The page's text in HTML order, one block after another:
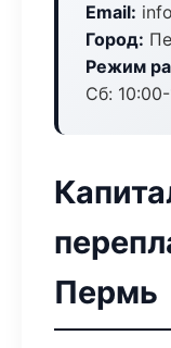
Email:
Город:
Режим
Сб:
Пермь